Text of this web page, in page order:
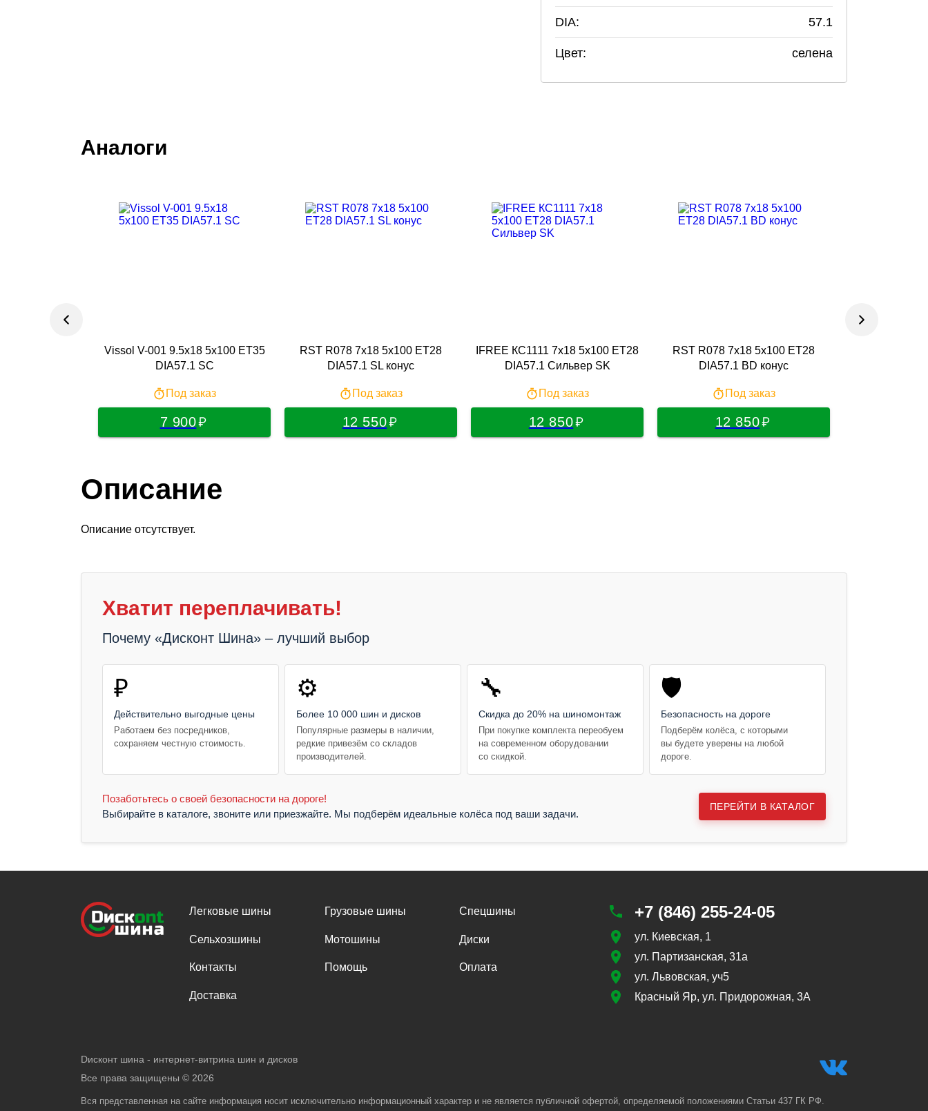
DIA: 57.1
Цвет: селена
Аналоги
Vissol V-001 9.5x18 5x100 ET35
DIA57.1 SC
Под заказ
7 900
RST R078 7x18 5x100 ET28
DIA57.1 SL конус
Под заказ
12 550
IFREE КС1111 7x18 5x100 ET28
DIA57.1 Сильвер SK
Под заказ
12 850
RST R078 7x18 5x100 ET28
DIA57.1 BD конус
Под заказ
12 850
Описание
Описание отсутствует.
Хватит переплачивать!
Почему «Дисконт Шина» – лучший выбор
₽
Действительно выгодные цены
Работаем без посредников,
сохраняем честную стоимость.
⚙️
Более 10 000 шин и дисков
Популярные размеры в наличии,
редкие привезём со складов
производителей.
🔧
Скидка до 20% на шиномонтаж
При покупке комплекта переобуем
на современном оборудовании
со скидкой.
🛡️
Безопасность на дороге
Подберём колёса, с которыми
вы будете уверены на любой
дороге.
Позаботьтесь о своей безопасности на дороге!
Выбирайте в каталоге, звоните или приезжайте. Мы подберём идеальные колёса под ваши задачи.
ПЕРЕЙТИ В КАТАЛОГ
Легковые шины Грузовые шины Спецшины
Сельхозшины Мотошины Диски
Контакты Помощь Оплата
Доставка
+7 (846) 255-24-05
ул. Киевская, 1
ул. Партизанская, 31а
ул. Львовская, уч5
Красный Яр, ул. Придорожная, 3А
Dисконт шина - интернет-витрина шин и дисков
Все права защищены © 2026
Вся представленная на сайте информация носит исключительно информационный характер и не является публичной офертой, определяемой положениями Статьи 437 ГК РФ.